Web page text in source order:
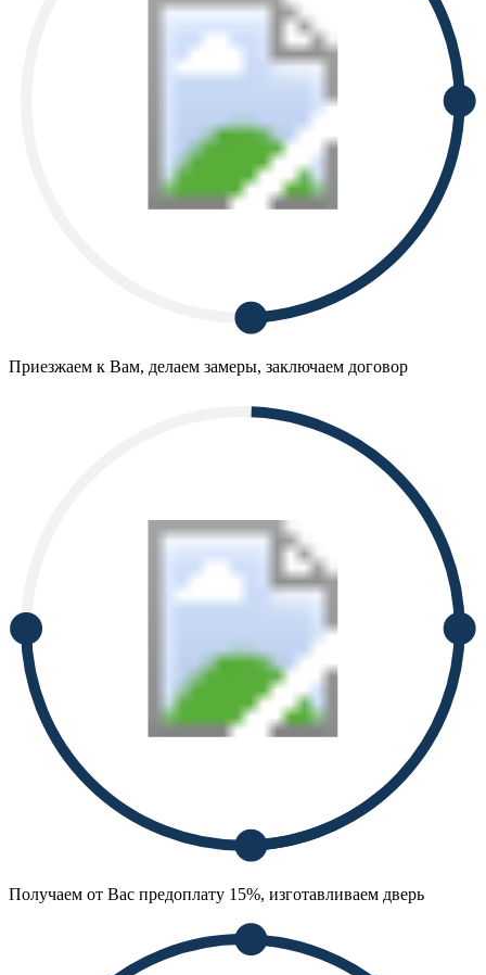
Приезжаем к Вам, делаем замеры, заключаем договор
Получаем от Вас предоплату 15%, изготавливаем дверь